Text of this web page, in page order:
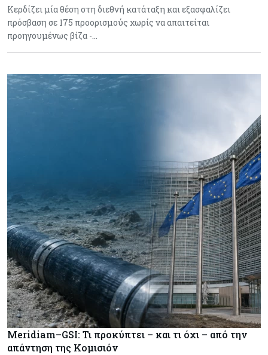
Κερδίζει μία θέση στη διεθνή κατάταξη και εξασφαλίζει
πρόσβαση σε 175 προορισμούς χωρίς να απαιτείται
προηγουμένως βίζα -…
Meridiam–GSI: Τι προκύπτει – και τι όχι – από την
απάντηση της Κομισιόν